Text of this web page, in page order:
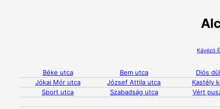
Kávézó
Béke utca Bem utca
Diós
Jókai Mór utca
József Attila utca
Kastély
Sport utca
Szabadság utca Vért